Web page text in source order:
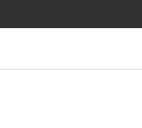
gå
for
6.0:
Internationalt